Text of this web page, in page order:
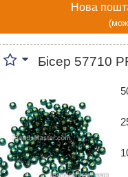
Нова
Бісер 57710